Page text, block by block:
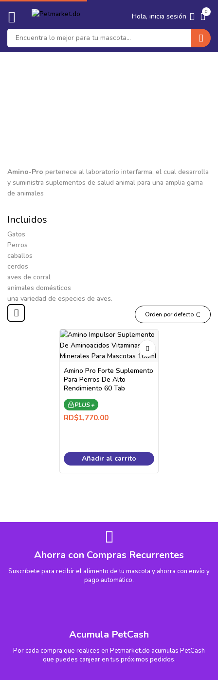
🐶 Seguro Medico para tu Perro · ›
Hola, inicia sesión 0
Amino-Pro pertenece al laboratorio interfarma, el cual desarrolla
y suministra suplementos de salud animal para una amplia gama
de animales
Incluidos
Gatos
Perros
caballos
cerdos
aves de corral
animales domésticos
una variedad de especies de aves.
Orden por defecto
Amino Pro Forte Suplemento
Para Perros De Alto
Rendimiento 60 Tab
PLUS +
RD$1,770.00
Añadir al carrito
Ahorra con Compras Recurrentes
Suscríbete para recibir el alimento de tu mascota y ahorra con envío y
pago automático.
Acumula PetCash
Por cada compra que realices en Petmarket.do acumulas PetCash
que puedes canjear en tus próximos pedidos.